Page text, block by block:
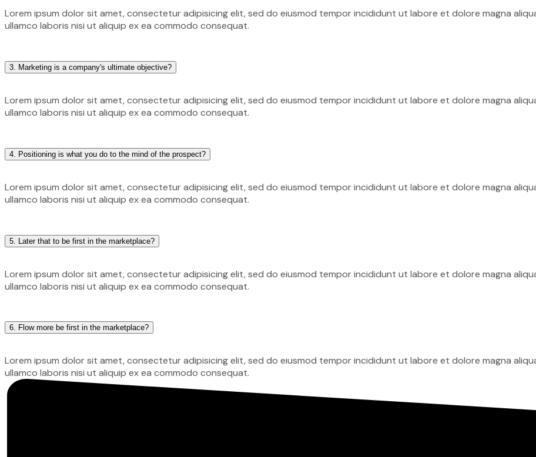
Lorem ipsum dolor sit amet, consectetur adipisicing elit, sed do eiusmod tempor incididunt ut labore et dolore magna
ullamco laboris nisi ut aliquip ex ea commodo consequat.
3. Marketing is a company's ultimate objective?
Lorem ipsum dolor sit amet, consectetur adipisicing elit, sed do eiusmod tempor incididunt ut labore et dolore magna
ullamco laboris nisi ut aliquip ex ea commodo consequat.
4. Positioning is what you do to the mind of the prospect?
Lorem ipsum dolor sit amet, consectetur adipisicing elit, sed do eiusmod tempor incididunt ut labore et dolore magna
ullamco laboris nisi ut aliquip ex ea commodo consequat.
5. Later that to be first in the marketplace?
Lorem ipsum dolor sit amet, consectetur adipisicing elit, sed do eiusmod tempor incididunt ut labore et dolore magna
ullamco laboris nisi ut aliquip ex ea commodo consequat.
6. Flow more be first in the marketplace?
Lorem ipsum dolor sit amet, consectetur adipisicing elit, sed do eiusmod tempor incididunt ut labore et dolore magna
ullamco laboris nisi ut aliquip ex ea commodo consequat.